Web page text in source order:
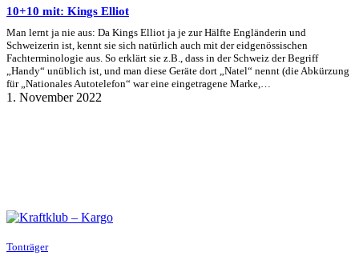
10+10 mit: Kings Elliot
Man lernt ja nie aus: Da Kings Elliot ja je zur Hälfte Engländerin und
Schweizerin ist, kennt sie sich natürlich auch mit der eidgenössischen
Fachterminologie aus. So erklärt sie z.B., dass in der Schweiz der Begriff
„Handy“ unüblich ist, und man diese Geräte dort „Natel“ nennt (die Abkürzung
für „Nationales Autotelefon“ war eine eingetragene Marke,…
1. November 2022
Tonträger